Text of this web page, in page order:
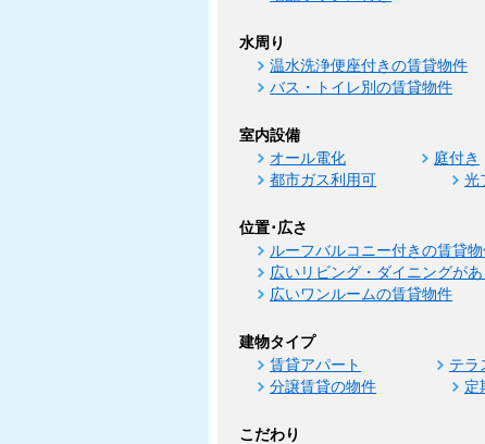
水周り
温水洗浄便座付きの賃貸物件
バス・トイレ別の賃貸物件
室内設備
オール電化 庭付き
都市ガス利用可
光
位置･広さ
ルーフバルコニー付きの賃貸
広いリビング・ダイニングが
広いワンルームの賃貸物件
建物タイプ
賃貸アパート テラ
分譲賃貸の物件
定
こだわり